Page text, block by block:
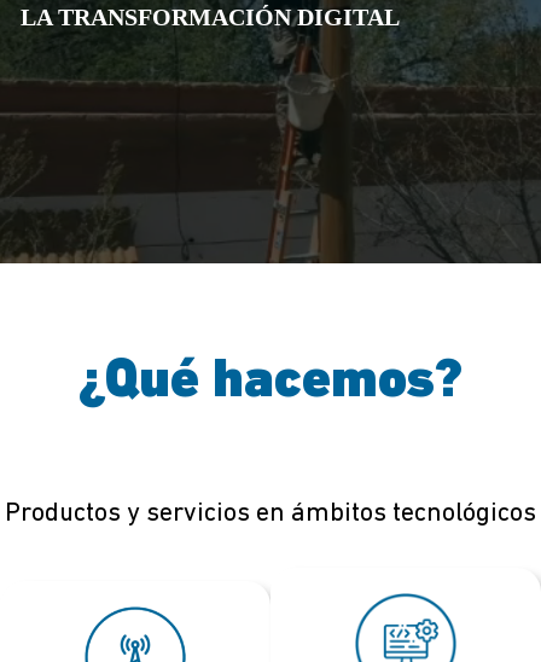
LA TRANSFORMACIÓN DIGITAL
¿Qué hacemos?
Productos y servicios en ámbitos tecnológicos